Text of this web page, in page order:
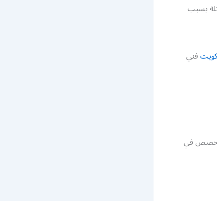
بسبب
فني
في